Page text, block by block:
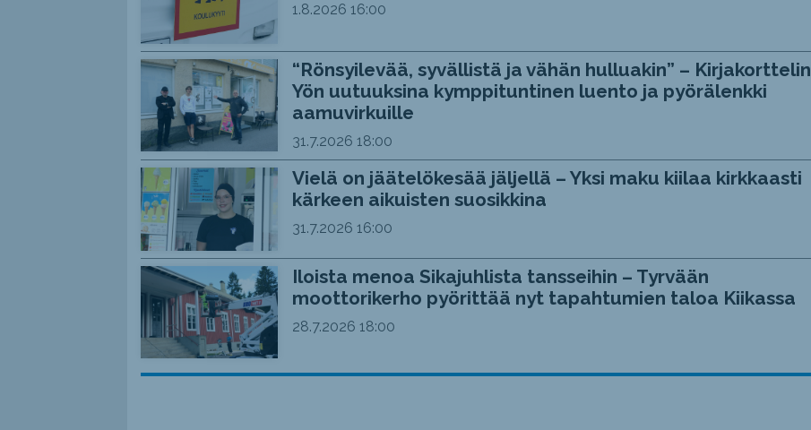
1.8.2026 16:00
“Rönsyilevää, syvällistä ja vähän hulluakin” – Kirjakorttelin
Yön uutuuksina kymppituntinen luento ja pyörälenkki
aamuvirkuille
31.7.2026 18:00
Vielä on jäätelökesää jäljellä – Yksi maku kiilaa kirkkaasti
kärkeen aikuisten suosikkina
31.7.2026 16:00
Iloista menoa Sikajuhlista tansseihin – Tyrvään
moottorikerho pyörittää nyt tapahtumien taloa Kiikassa
28.7.2026 18:00